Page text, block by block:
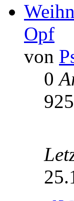
Opf
von
0